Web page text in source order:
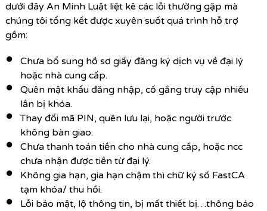
dưới đây An Minh Luật liệt kê các lỗi thường gặp mà
chúng tôi tổng kết được xuyên suốt quá trình hỗ trợ
gồm:
Chưa bổ sung hồ sơ giấy đăng ký dịch vụ về đại lý
hoặc nhà cung cấp.
Quên mật khẩu đăng nhập, cố gắng truy cập nhiều
lần bị khóa.
Thay đổi mã PIN, quên lưu lại, hoặc người trước
không bàn giao.
Chưa thanh toán tiền cho nhà cung cấp, hoặc ncc
chưa nhận được tiền từ đại lý.
Không gia hạn, gia hạn chậm thì chữ ký số FastCA
tạm khóa/ thu hồi.
Lỗi bảo mật, lộ thông tin, bị mất thiết bị…thông báo